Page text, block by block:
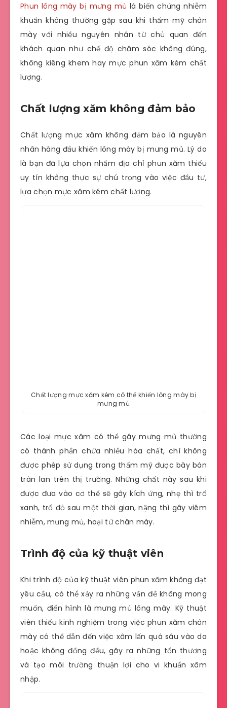
Phun lông mày bị mưng mủ là biến chứng nhiễm
khuẩn không thường gặp sau khi thẩm mỹ chân
mày với nhiều nguyên nhân từ chủ quan đến
khách quan như chế độ chăm sóc không đúng,
không kiêng khem hay mực phun xăm kém chất
lượng.
Chất lượng xăm không đảm bảo
Chất lượng mực xăm không đảm bảo là nguyên
nhân hàng đầu khiến lông mày bị mưng mủ. Lý do
là bạn đã lựa chọn nhầm địa chỉ phun xăm thiếu
uy tín không thực sự chú trọng vào việc đầu tư,
lựa chọn mực xăm kém chất lượng.
Chất lượng mực xăm kém có thể khiến lông mày bị
mưng mủ
Các loại mực xăm có thể gây mưng mủ thường
có thành phần chứa nhiều hóa chất, chì không
được phép sử dụng trong thẩm mỹ được bày bán
tràn lan trên thị trường. Những chất này sau khi
được đưa vào cơ thể sẽ gây kích ứng, nhẹ thì trổ
xanh, trổ đỏ sau một thời gian, nặng thì gây viêm
nhiễm, mưng mủ, hoại tử chân mày.
Trình độ của kỹ thuật viên
Khi trình độ của kỹ thuật viên phun xăm không đạt
yêu cầu, có thể xảy ra những vấn đề không mong
muốn, điển hình là mưng mủ lông mày. Kỹ thuật
viên thiếu kinh nghiệm trong việc phun xăm chân
mày có thể dẫn đến việc xâm lấn quá sâu vào da
hoặc không đồng đều, gây ra những tổn thương
và tạo môi trường thuận lợi cho vi khuẩn xâm
nhập.